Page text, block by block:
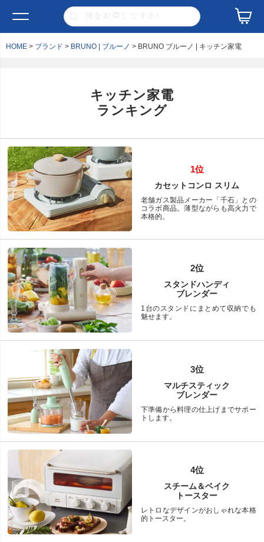
HOME ブランド BRUNO | ブルーノ BRUNO ブルーノ | キッチン家電
キッチン家電
ランキング
1位
カセットコンロ スリム
老舗ガス製品メーカー「千石」との
コラボ商品。薄型ながらも高火力で
本格的。
2位
スタンドハンディ
ブレンダー
1台のスタンドにまとめて収納でも
魅せます。
3位
マルチスティック
ブレンダー
下準備から料理の仕上げまでサポー
トします。
4位
スチーム＆ベイク
トースター
レトロなデザインがおしゃれな本格
的トースター。